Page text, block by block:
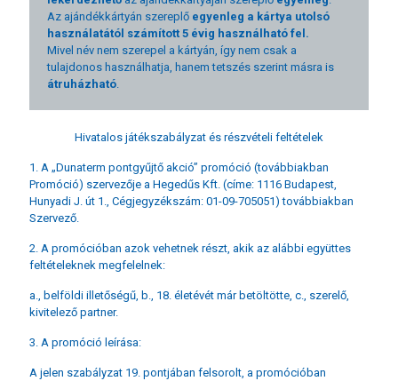
Az ajándékkártyán szereplő egyenleg a kártya utolsó
használatától számított 5 évig használható fel.
Mivel név nem szerepel a kártyán, így nem csak a
tulajdonos használhatja, hanem tetszés szerint másra is
átruházható
Hivatalos játékszabályzat és részvételi feltételek
1. A „Dunaterm pontgyűjtő akció” promóció (továbbiakban
Promóció) szervezője a Hegedűs Kft. (címe: 1116 Budapest,
Hunyadi J. út 1., Cégjegyzékszám: 01-09-705051) továbbiakban
Szervező.
2. A promócióban azok vehetnek részt, akik az alábbi együttes
feltételeknek megfelelnek:
a., belföldi illetőségű, b., 18. életévét már betöltötte, c., szerelő,
kivitelező partner.
3. A promóció leírása:
A jelen szabályzat 19. pontjában felsorolt, a promócióban